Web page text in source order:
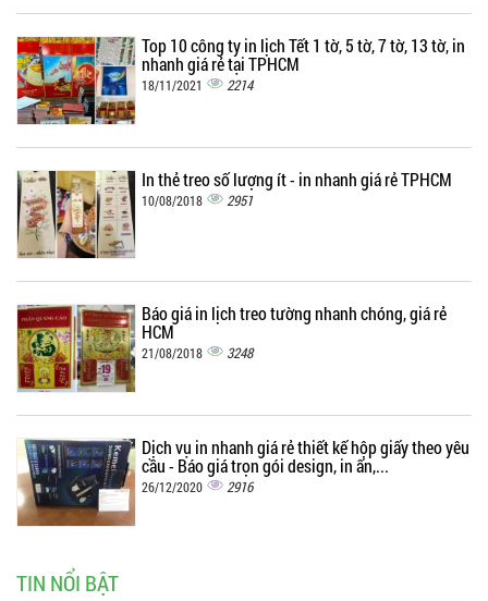
Top 10 công ty in lịch Tết 1 tờ, 5 tờ, 7 tờ, 13 tờ, in
nhanh giá rẻ tại TPHCM
18/11/2021 2214
In thẻ treo số lượng ít - in nhanh giá rẻ TPHCM
10/08/2018 2951
Báo giá in lịch treo tường nhanh chóng, giá rẻ
HCM
21/08/2018 3248
Dịch vụ in nhanh giá rẻ thiết kế hộp giấy theo yêu
cầu - Báo giá trọn gói design, in ấn,...
26/12/2020 2916
TIN NỔI BẬT